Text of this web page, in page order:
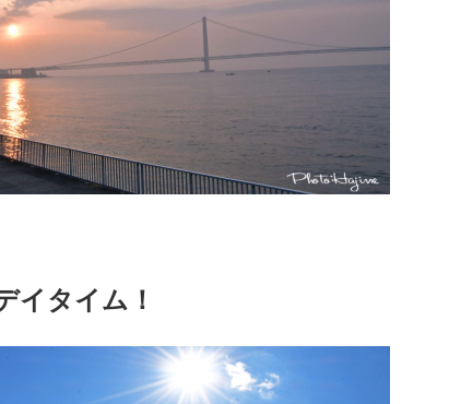
イタイム！